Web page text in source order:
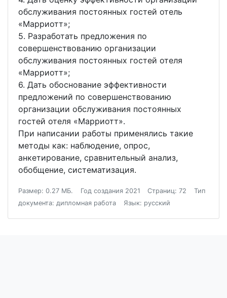
обслуживания постоянных гостей отель
«Марриотт»;
5. Разработать предложения по
совершенствованию организации
обслуживания постоянных гостей отеля
«Марриотт»;
6. Дать обоснование эффективности
предложений по совершенствованию
организации обслуживания постоянных
гостей отеля «Марриотт».
При написании работы применялись такие
методы как: наблюдение, опрос,
анкетирование, сравнительный анализ,
обобщение, систематизация.
Размер: 0.27 МБ. Год создания 2021 Страниц: 72
Тип
документа: дипломная работа
Язык: русский